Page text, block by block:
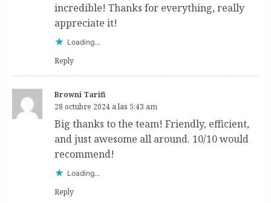
incredible! Thanks for everything, really
appreciate it!
Loading...
Reply
Browni Tarifi
28 octubre 2024 a las 5:43 am
Big thanks to the team! Friendly, efficient,
and just awesome all around. 10/10 would
recommend!
Loading...
Reply